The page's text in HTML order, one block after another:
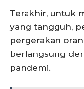
Terakhir, untuk
yang tangguh,
pergerakan
berlangsung
pandemi.